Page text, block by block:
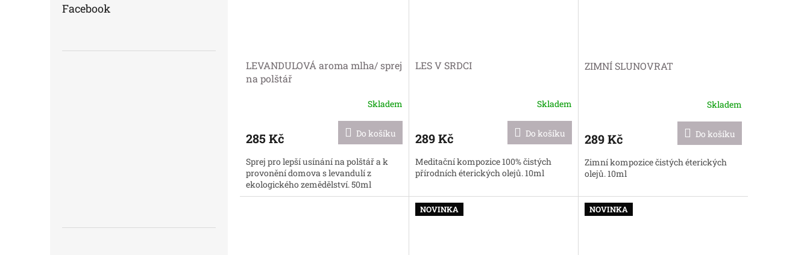
Facebook
LEVANDULOVÁ aroma mlha/ sprej
na polštář
je
z
5
hvězdiček.
Skladem
285 Kč Do košíku
Sprej pro lepší usínání na polštář a k
provonění domova s levandulí z
ekologického zemědělství. 50ml
LES V SRDCI
Skladem
289 Kč Do košíku
Meditační kompozice 100% čistých
přírodních éterických olejů. 10ml
ZIMNÍ SLUNOVRAT
Skladem
289 Kč Do košíku
Zimní kompozice čistých éterických
olejů. 10ml
NOVINKA NOVINKA